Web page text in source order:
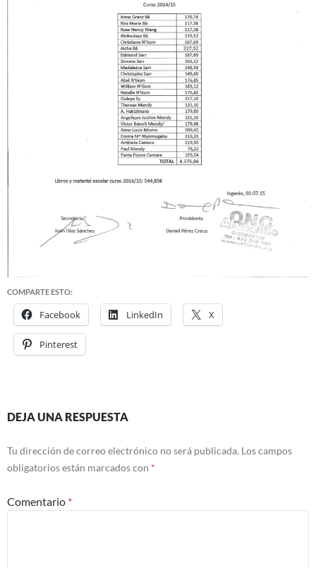
COMPARTE ESTO:
Facebook LinkedIn X
Pinterest
DEJA UNA RESPUESTA
Tu dirección de correo electrónico no será publicada. Los campos
obligatorios están marcados con *
Comentario *